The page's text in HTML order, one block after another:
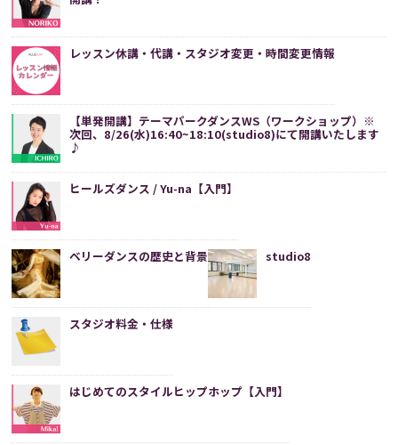
レッスン休講・代講・スタジオ変更・時間変更情報
【単発開講】テーマパークダンスWS（ワークショップ）※
次回、8/26(水)16:40~18:10(studio8)にて開講いたします
♪
ヒールズダンス / Yu-na【入門】
ベリーダンスの歴史と背景 studio8
スタジオ料金・仕様
はじめてのスタイルヒップホップ【入門】